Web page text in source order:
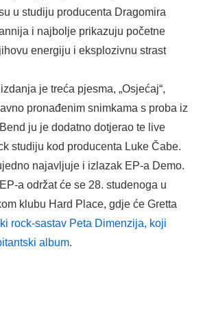
u studiju producenta Dragomira
i najbolje prikazuju početne
energiju i eksplozivnu strast
je treća pjesma, „Osjećaj“,
pronađenim snimkama s proba iz
ju je dodatno dotjerao te live
studiju kod producenta Luke Čabe.
najavljuje i izlazak EP-a Demo.
a održat će se 28. studenoga u
klubu Hard Place, gdje će Gretta
rock-sastav Peta Dimenzija, koji
album.